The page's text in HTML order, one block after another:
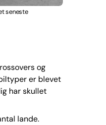
seneste
og
er blevet
har skullet
lande.